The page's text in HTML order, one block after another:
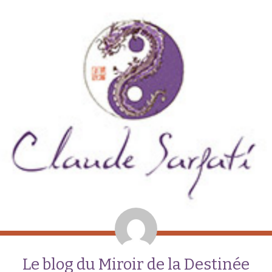
Le blog du Miroir de la Destinée